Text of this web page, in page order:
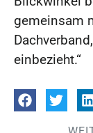
gemeinsam
einbezieht.“